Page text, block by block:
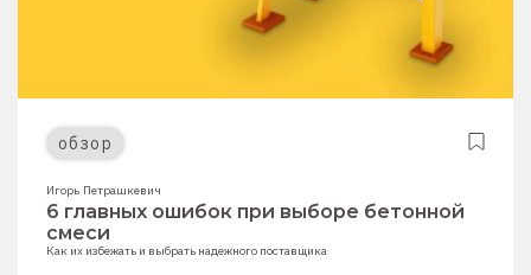
обзор
Игорь Петрашкевич
6 главных ошибок при выборе бетонной
смеси
Как их избежать и выбрать надежного поставщика